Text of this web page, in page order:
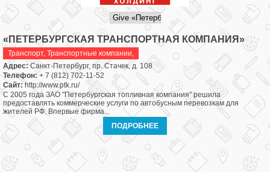
«ПЕТЕРБУРГСКАЯ ТРАНСПОРТНАЯ КОМПАНИЯ»
Транспорт, Транспортные компании,
Адрес:Санкт-Петербург, пр. Стачек, д. 108
Телефон:+ 7 (812) 702-11-52
Сайт: http://www.ptk.ru/
С 2005 года ЗАО "Петербургская топливная компания" решила
предоставлять коммерческие услуги по автобусным перевозкам для
жителей РФ. Впервые фирма...
ПОДРОБНЕЕ